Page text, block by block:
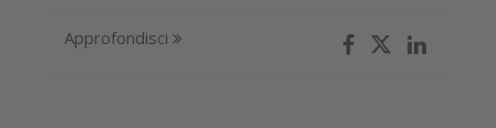
Approfondisci